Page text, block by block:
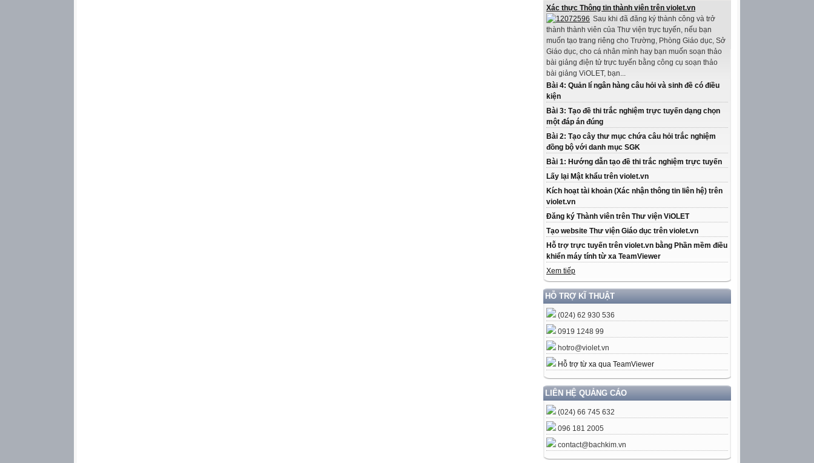
Xác thực Thông tin thành viên trên violet.vn
Sau khi đã đăng ký thành công và trở
thành thành viên của Thư viện trực tuyến, nếu bạn
muốn tạo trang riêng cho Trường, Phòng Giáo dục, Sở
Giáo dục, cho cá nhân mình hay bạn muốn soạn thảo
bài giảng điện tử trực tuyến bằng công cụ soạn thảo
bài giảng ViOLET, bạn...
Bài 4: Quản lí ngân hàng câu hỏi và sinh đề có điều
kiện
Bài 3: Tạo đề thi trắc nghiệm trực tuyến dạng chọn
một đáp án đúng
Bài 2: Tạo cây thư mục chứa câu hỏi trắc nghiệm
đồng bộ với danh mục SGK
Bài 1: Hướng dẫn tạo đề thi trắc nghiệm trực tuyến
Lấy lại Mật khẩu trên violet.vn
Kích hoạt tài khoản (Xác nhận thông tin liên hệ) trên
violet.vn
Đăng ký Thành viên trên Thư viện ViOLET
Tạo website Thư viện Giáo dục trên violet.vn
Hỗ trợ trực tuyến trên violet.vn bằng Phần mềm điều
khiển máy tính từ xa TeamViewer
Xem tiếp
HỖ TRỢ KĨ THUẬT
(024) 62 930 536
0919 1248 99
hotro@violet.vn
Hỗ trợ từ xa qua TeamViewer
LIÊN HỆ QUẢNG CÁO
(024) 66 745 632
096 181 2005
contact@bachkim.vn